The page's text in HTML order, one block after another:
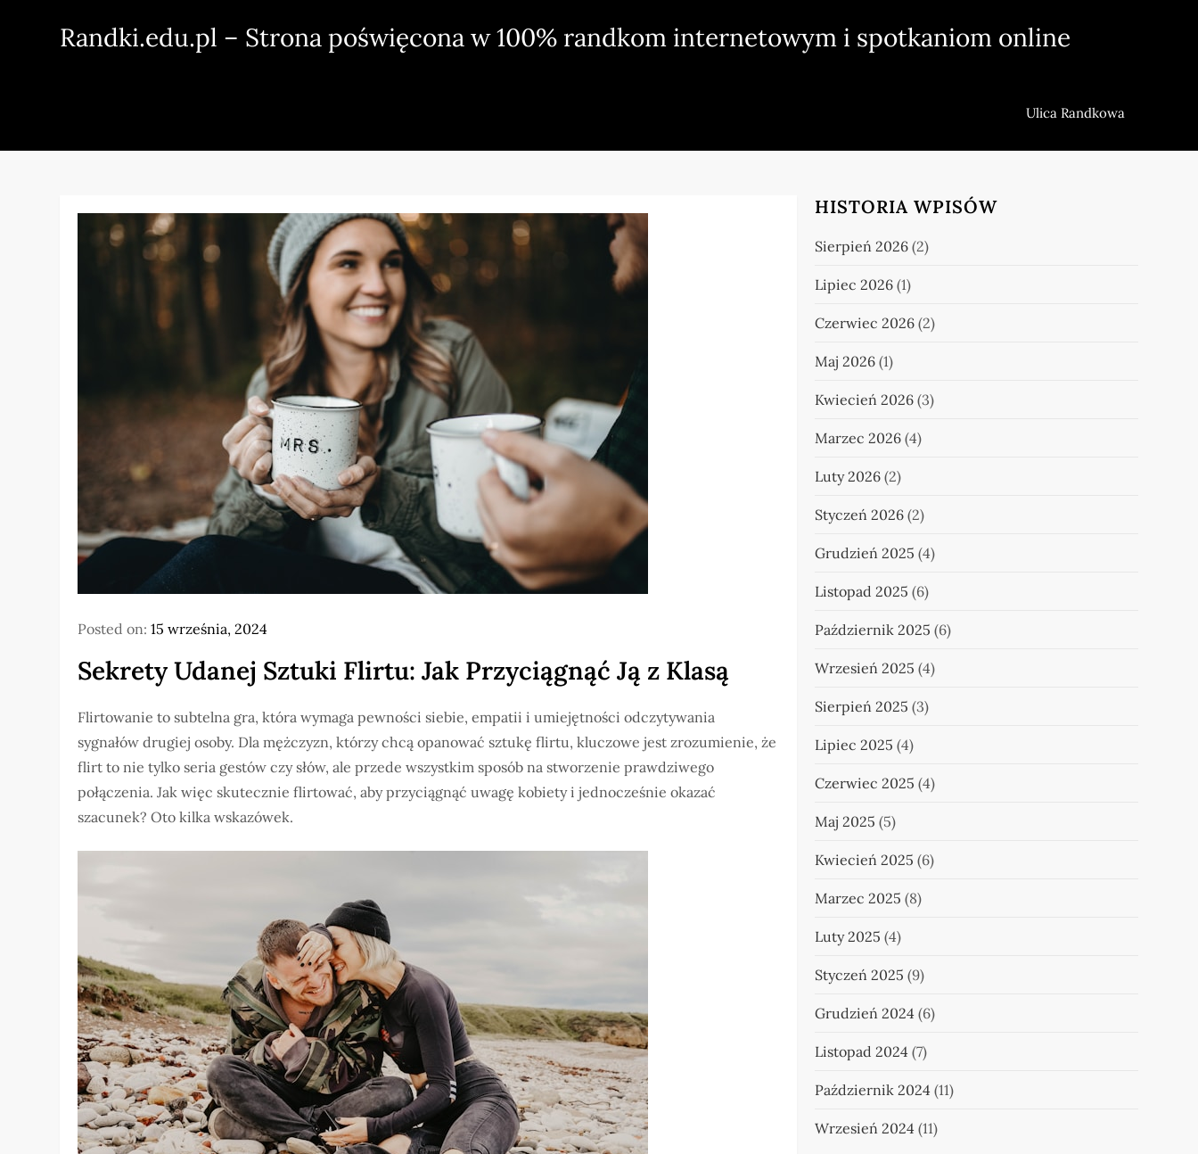
Randki.edu.pl – Strona poświęcona w 100% randkom internetowym i spotkaniom online
Ulica Randkowa
Posted on:15 września, 2024
Sekrety Udanej Sztuki Flirtu: Jak Przyciągnąć Ją z Klasą
Flirtowanie to subtelna gra, która wymaga pewności siebie, empatii i umiejętności odczytywania
sygnałów drugiej osoby. Dla mężczyzn, którzy chcą opanować sztukę flirtu, kluczowe jest zrozumienie, że
flirt to nie tylko seria gestów czy słów, ale przede wszystkim sposób na stworzenie prawdziwego
połączenia. Jak więc skutecznie flirtować, aby przyciągnąć uwagę kobiety i jednocześnie okazać
szacunek? Oto kilka wskazówek.
HISTORIA WPISÓW
Sierpień 2026(2)
Lipiec 2026(1)
Czerwiec 2026(2)
Maj 2026(1)
Kwiecień 2026(3)
Marzec 2026(4)
Luty 2026(2)
Styczeń 2026(2)
Grudzień 2025 (4)
Listopad 2025 (6)
Październik 2025 (6)
Wrzesień 2025 (4)
Sierpień 2025 (3)
Lipiec 2025 (4)
Czerwiec 2025 (4)
Maj 2025 (5)
Kwiecień 2025 (6)
Marzec 2025 (8)
Luty 2025 (4)
Styczeń 2025 (9)
Grudzień 2024(6)
Listopad 2024(7)
Październik 2024(11)
Wrzesień 2024(11)